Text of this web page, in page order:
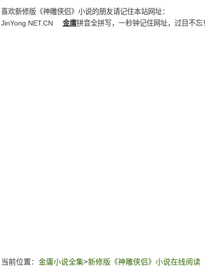
喜欢新修版《神雕侠侣》小说的朋友请记住本站网址：
JinYong.NET.CN
金庸拼音全拼写，一秒钟记住网址，过目不忘！
当前位置： 金庸小说全集>新修版《神雕侠侣》小说在线阅读